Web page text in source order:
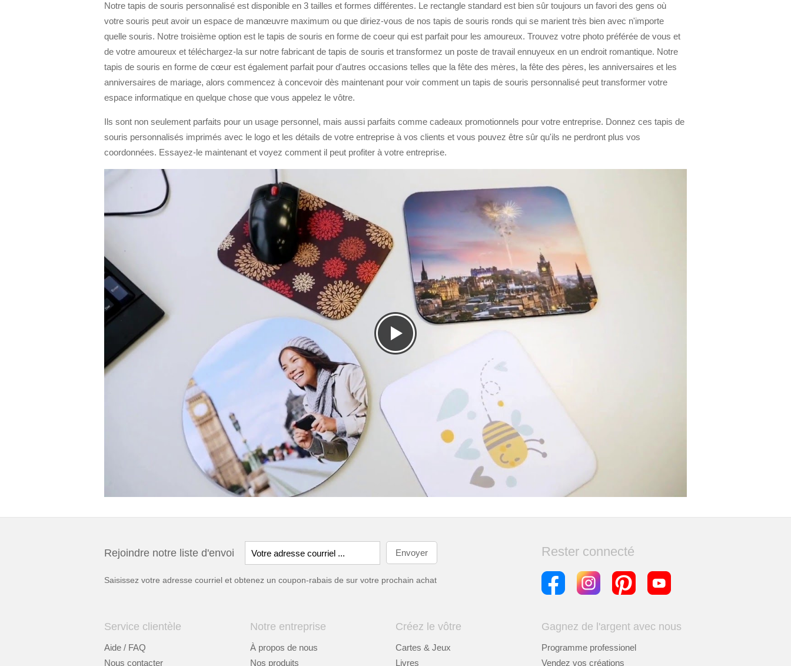
Notre tapis de souris personnalisé est disponible en 3 tailles et formes différentes. Le rectangle standard est bien sûr toujours un favori des gens où
votre souris peut avoir un espace de manœuvre maximum ou que diriez-vous de nos tapis de souris ronds qui se marient très bien avec n'importe
quelle souris. Notre troisième option est le tapis de souris en forme de coeur qui est parfait pour les amoureux. Trouvez votre photo préférée de vous et
de votre amoureux et téléchargez-la sur notre fabricant de tapis de souris et transformez un poste de travail ennuyeux en un endroit romantique. Notre
tapis de souris en forme de cœur est également parfait pour d'autres occasions telles que la fête des mères, la fête des pères, les anniversaires et les
anniversaires de mariage, alors commencez à concevoir dès maintenant pour voir comment un tapis de souris personnalisé peut transformer votre
espace informatique en quelque chose que vous appelez le vôtre.
Ils sont non seulement parfaits pour un usage personnel, mais aussi parfaits comme cadeaux promotionnels pour votre entreprise. Donnez ces tapis de
souris personnalisés imprimés avec le logo et les détails de votre entreprise à vos clients et vous pouvez être sûr qu'ils ne perdront plus vos
coordonnées. Essayez-le maintenant et voyez comment il peut profiter à votre entreprise.
Rejoindre notre liste d'envoi
Saisissez votre adresse courriel et obtenez un coupon-rabais de sur votre prochain achat
Rester connecté
Service clientèle
Aide / FAQ
Nous contacter
Notre entreprise
À propos de nous
Nos produits
Créez le vôtre
Cartes & Jeux
Livres
Gagnez de l'argent avec nous
Programme professionel
Vendez vos créations